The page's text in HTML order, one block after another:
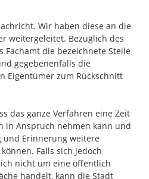
Wir haben diese an die
weitergeleitet. Bezüglich des
Fachamt die bezeichnete Stelle
gegebenenfalls die
Eigentümer zum Rückschnitt
das ganze Verfahren eine Zeit
in Anspruch nehmen kann und
und Erinnerung weitere
Falls sich jedoch
nicht um eine öffentlich
handelt, kann die Stadt